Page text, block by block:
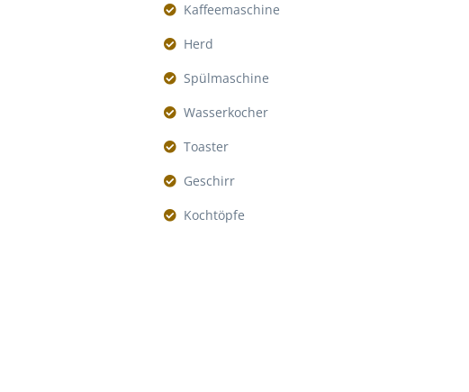
Kaffeemaschine
Herd
Spülmaschine
Wasserkocher
Toaster
Geschirr
Kochtöpfe